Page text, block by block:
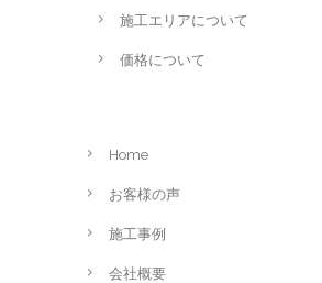
施工エリアについて
価格について
Home
お客様の声
施工事例
会社概要